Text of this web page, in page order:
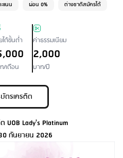
แนน ผ่อน 0% ต่างชาติสมัครได้
ได้ขั้นต่ำ
/เดือน
ค่าธรรมเนียม
2,000
บาท/ปี
ตรเครดิต
UOB Lady's Platinum
กันยายน 2026